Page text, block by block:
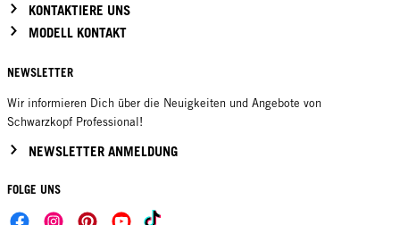
KONTAKTIERE UNS
MODELL KONTAKT
NEWSLETTER
Wir informieren Dich über die Neuigkeiten und Angebote von
Schwarzkopf Professional!
NEWSLETTER ANMELDUNG
FOLGE UNS